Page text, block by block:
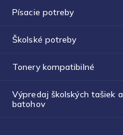
Písacie potreby
Školské potreby
Tonery kompatibilné
Výpredaj školských tašiek a
batohov
€9,23
Blog
špeciálne ceny!
30.11.2021